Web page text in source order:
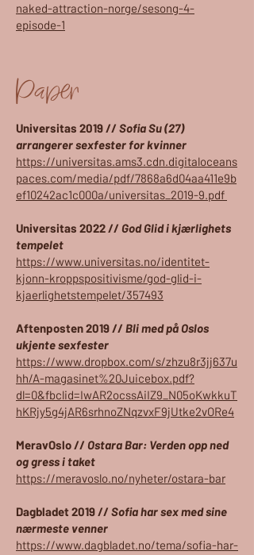
naked-attraction-norge/sesong-4-
episode-1
Paper
Universitas 2019 // Sofia Su (27)
arrangerer sexfester for kvinner
https://universitas.ams3.cdn.digitaloceans
paces.com/media/pdf/7868a6d04aa411e9b
ef10242ac1c000a/universitas_2019-9.pdf
Universitas 2022 // God Glid i kjærlighets
tempelet
https://www.universitas.no/identitet-
kjonn-kroppspositivisme/god-glid-i-
kjaerlighetstempelet/357493
Aftenposten 2019 // Bli med på Oslos
ukjente sexfester
https://www.dropbox.com/s/zhzu8r3jj637u
hh/A-magasinet%20Juicebox.pdf?
dl=0&fbclid=IwAR2ocssAiIZ9_N05oKwkkuT
hKRjy5g4jAR6srhnoZNqzvxF9jUtke2vORe4
MeravOslo // Ostara Bar: Verden opp ned
og gress i taket
https://meravoslo.no/nyheter/ostara-bar
Dagbladet 2019 // Sofia har sex med sine
nærmeste venner
https://www.dagbladet.no/tema/sofia-har-